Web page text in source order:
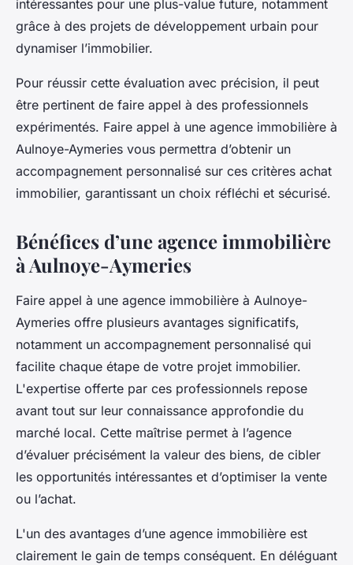
intéressantes pour une plus-value future, notamment
grâce à des projets de développement urbain pour
dynamiser l’immobilier.
Pour réussir cette évaluation avec précision, il peut
être pertinent de faire appel à des professionnels
expérimentés. Faire appel à une agence immobilière à
Aulnoye-Aymeries vous permettra d’obtenir un
accompagnement personnalisé sur ces critères achat
immobilier, garantissant un choix réfléchi et sécurisé.
Bénéfices d’une agence immobilière
à Aulnoye-Aymeries
Faire appel à une agence immobilière à Aulnoye-
Aymeries offre plusieurs avantages significatifs,
notamment un accompagnement personnalisé qui
facilite chaque étape de votre projet immobilier.
L'expertise offerte par ces professionnels repose
avant tout sur leur connaissance approfondie du
marché local. Cette maîtrise permet à l’agence
d’évaluer précisément la valeur des biens, de cibler
les opportunités intéressantes et d’optimiser la vente
ou l’achat.
L'un des avantages d’une agence immobilière est
clairement le gain de temps conséquent. En déléguant